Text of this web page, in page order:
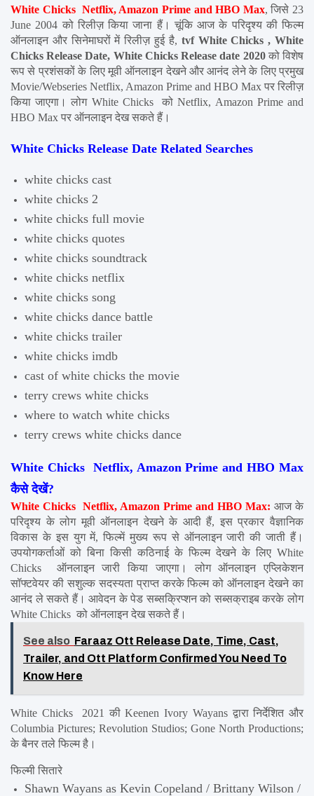
White Chicks  Netflix, Amazon Prime and HBO Max, जिसे 23
June 2004 को रिलीज़ किया जाना हैं। चूंकि आज के परिदृश्य की फिल्म
ऑनलाइन और सिनेमाघरों में रिलीज़ हुई है, tvf White Chicks , White
Chicks Release Date, White Chicks Release date 2020 को विशेष
रूप से प्रशंसकों के लिए मूवी ऑनलाइन देखने और आनंद लेने के लिए प्रमुख
Movie/Webseries Netflix, Amazon Prime and HBO Max पर रिलीज़
किया जाएगा। लोग White Chicks  को Netflix, Amazon Prime and
HBO Max पर ऑनलाइन देख सकते हैं।
White Chicks Release Date Related Searches
white chicks cast
white chicks 2
white chicks full movie
white chicks quotes
white chicks soundtrack
white chicks netflix
white chicks song
white chicks dance battle
white chicks trailer
white chicks imdb
cast of white chicks the movie
terry crews white chicks
where to watch white chicks
terry crews white chicks dance
White Chicks  Netflix, Amazon Prime and HBO Max
कैसे देखें?
White Chicks  Netflix, Amazon Prime and HBO Max: आज के
परिदृश्य के लोग मूवी ऑनलाइन देखने के आदी हैं, इस प्रकार वैज्ञानिक
विकास के इस युग में, फिल्में मुख्य रूप से ऑनलाइन जारी की जाती हैं।
उपयोगकर्ताओं को बिना किसी कठिनाई के फिल्म देखने के लिए White
Chicks  ऑनलाइन जारी किया जाएगा। लोग ऑनलाइन एप्लिकेशन
सॉफ्टवेयर की सशुल्क सदस्यता प्राप्त करके फिल्म को ऑनलाइन देखने का
आनंद ले सकते हैं। आवेदन के पेड सब्सक्रिप्शन को सब्सक्राइब करके लोग
White Chicks  को ऑनलाइन देख सकते हैं।
See also Faraaz Ott Release Date, Time, Cast,
Trailer, and Ott Platform Confirmed You Need To
Know Here
White Chicks  2021 की Keenen Ivory Wayans द्वारा निर्देशित और
Columbia Pictures; Revolution Studios; Gone North Productions;
के बैनर तले फिल्म है।
फिल्मी सितारे
Shawn Wayans as Kevin Copeland / Brittany Wilson /